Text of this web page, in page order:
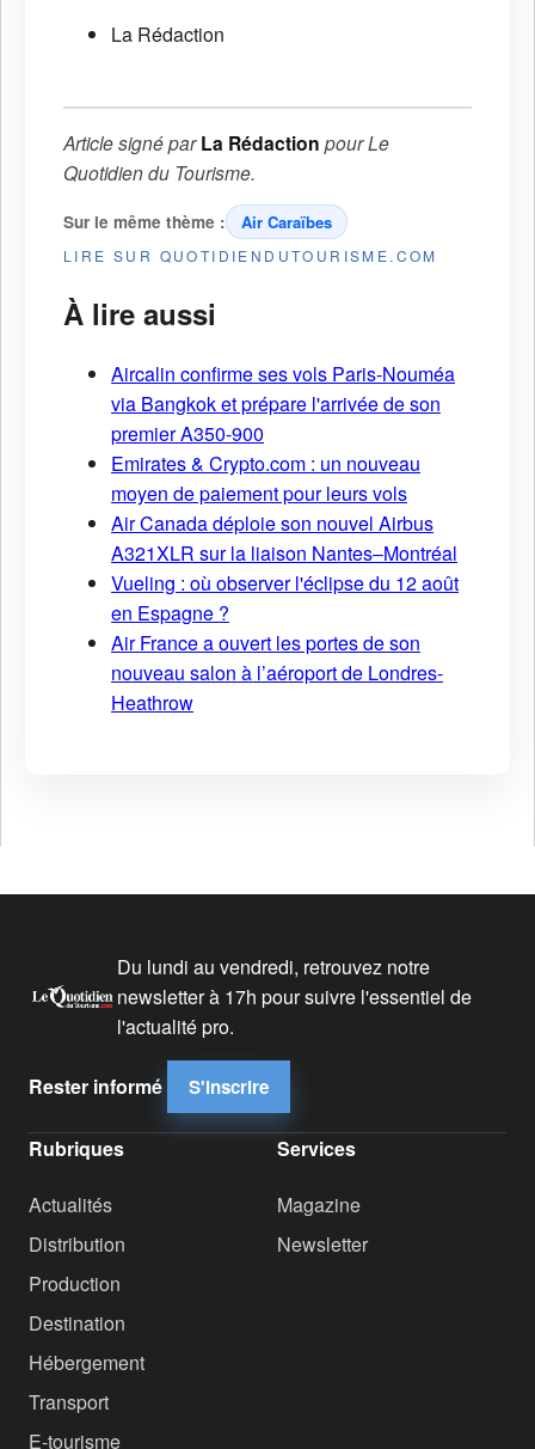
La Rédaction
Article signé parLa Rédaction pourLe
Quotidien du Tourisme.
Sur le même thème : Air Caraïbes
LIRE SUR QUOTIDIENDUTOURISME.COM
À lire aussi
Aircalin confirme ses vols Paris-Nouméa
via Bangkok et prépare l'arrivée de son
premier A350-900
Emirates & Crypto.com : un nouveau
moyen de paiement pour leurs vols
Air Canada déploie son nouvel Airbus
A321XLR sur la liaison Nantes–Montréal
Vueling : où observer l'éclipse du 12 août
en Espagne ?
Air France a ouvert les portes de son
nouveau salon à l’aéroport de Londres-
Heathrow
Du lundi au vendredi, retrouvez notre
newsletter à 17h pour suivre l'essentiel de
l'actualité pro.
Rester informé S'inscrire
Rubriques
Actualités
Distribution
Production
Destination
Hébergement
Transport
E-tourisme
Services
Magazine
Newsletter